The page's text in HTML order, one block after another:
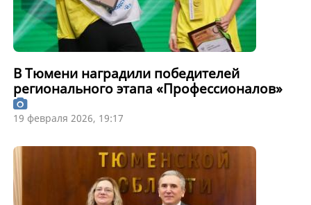
В Тюмени наградили победителей
регионального этапа «Профессионалов»
19 февраля 2026, 19:17